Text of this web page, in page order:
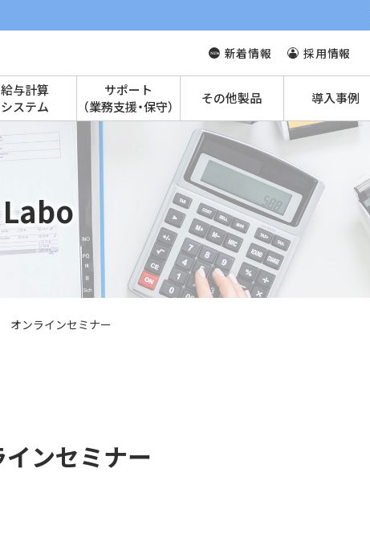
新着情報 採用情報
給与計算
システム
サポート
（業務支援・保守）
その他製品 導入事例
オンラインセミナー
ンセミナー